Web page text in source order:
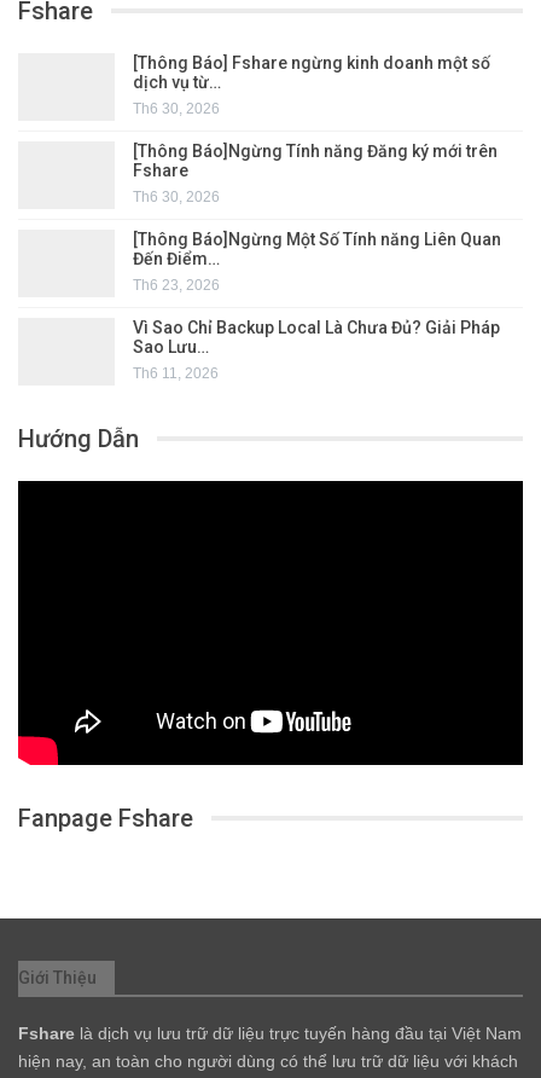
Fshare
[Thông Báo] Fshare ngừng kinh doanh một số
dịch vụ từ…
Th6 30, 2026
[Thông Báo]Ngừng Tính năng Đăng ký mới trên
Fshare
Th6 30, 2026
[Thông Báo]Ngừng Một Số Tính năng Liên Quan
Đến Điểm…
Th6 23, 2026
Vì Sao Chỉ Backup Local Là Chưa Đủ? Giải Pháp
Sao Lưu…
Th6 11, 2026
Hướng Dẫn
Fanpage Fshare
Giới Thiệu
Fshare là dịch vụ lưu trữ dữ liệu trực tuyến hàng đầu tại Việt Nam
hiện nay, an toàn cho người dùng có thể lưu trữ dữ liệu với khách